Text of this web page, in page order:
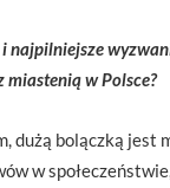
i najpilniejsze
w Polsce?
dużą bolączką jest
w